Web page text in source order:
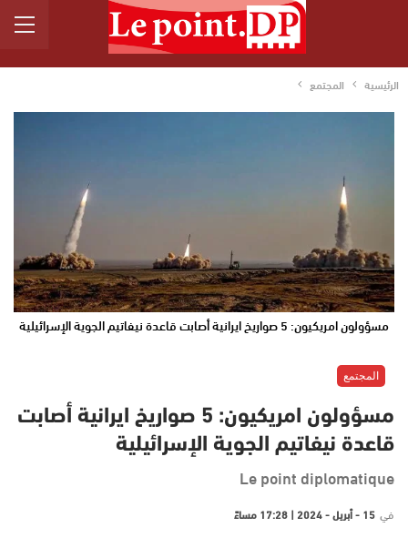
الرئيسية المجتمع
مسؤولون امريكيون: 5 صواريخ ايرانية أصابت قاعدة نيفاتيم الجوية الإسرائيلية
المجتمع
مسؤولون امريكيون: 5 صواريخ ايرانية أصابت
قاعدة نيفاتيم الجوية الإسرائيلية
Le point diplomatique
في 15 - أبريل - 2024 | 17:28 مساءً